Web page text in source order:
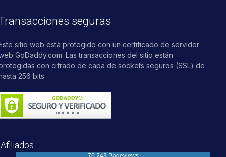
seguras
sitio web está protegido con un certificado de servidor
GoDaddy.com. Las transacciones del sitio están
con cifrado de capa de sockets seguros (SSL) de
256 bits.
Afiliados